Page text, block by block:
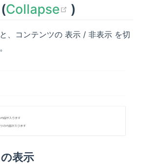
Collapse (opens new
)
、コンテンツの 表示 / 非表示 を切
表示